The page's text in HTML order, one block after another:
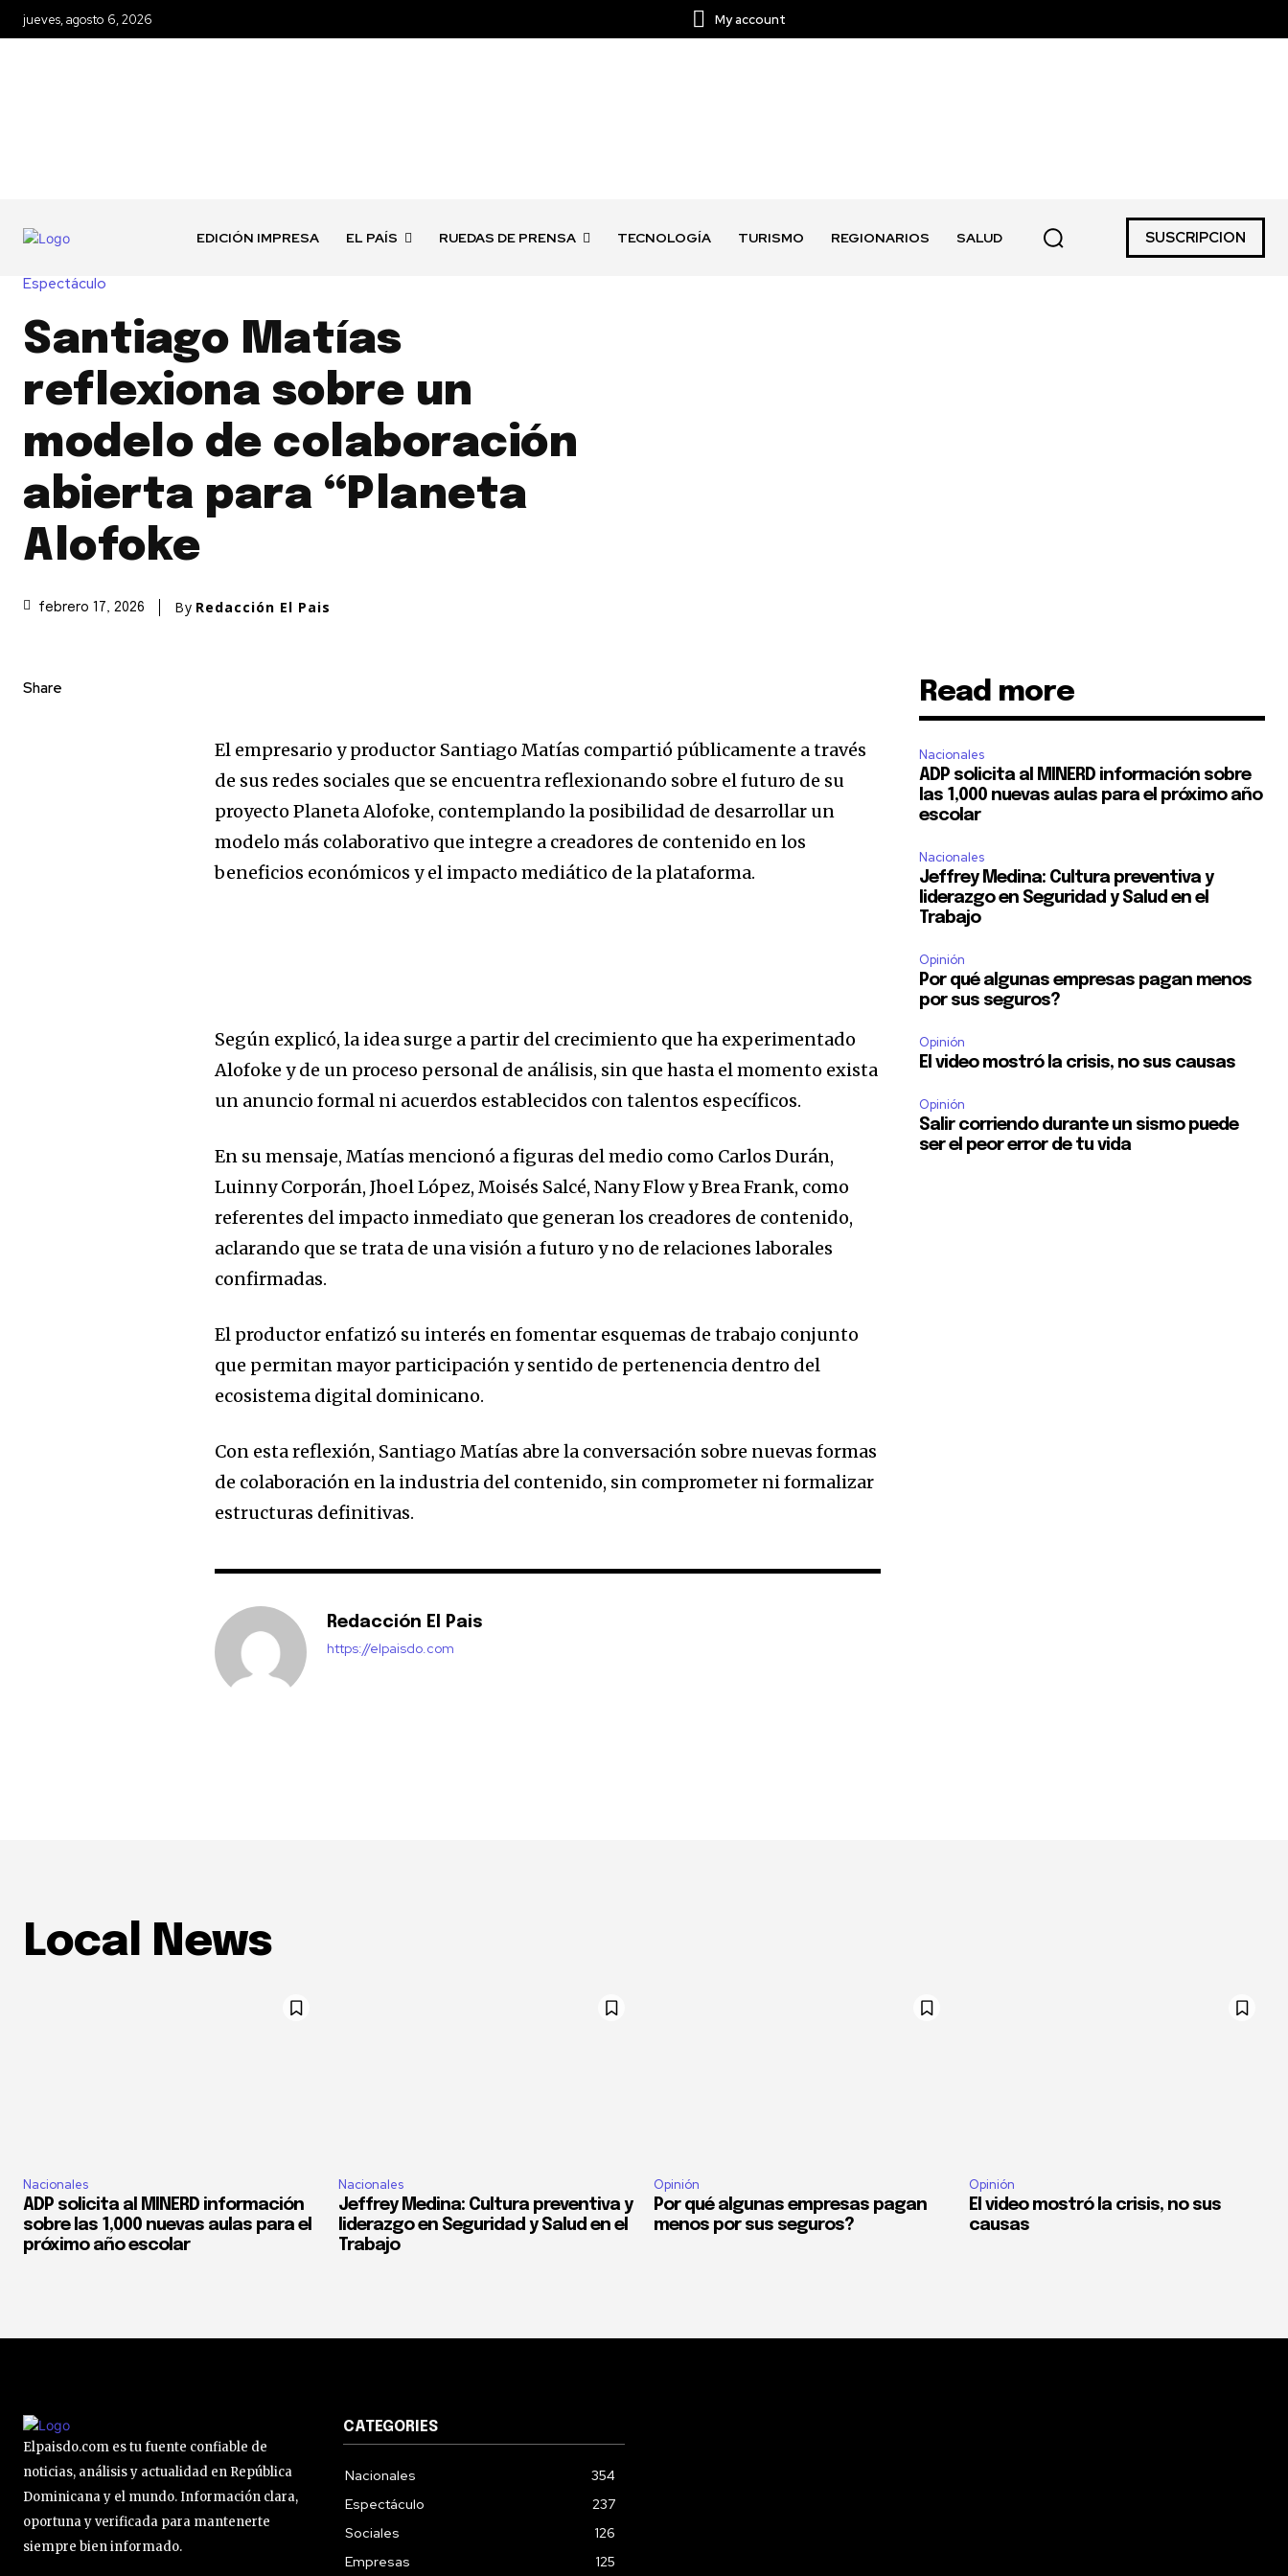
jueves, agosto 6, 2026 My account
EDICIÓN IMPRESA EL PAÍS RUEDAS DE PRENSA TECNOLOGÍA TURISMO REGIONARIOS SALUD SUSCRIPCION
Espectáculo
Santiago Matías
reflexiona sobre un
modelo de colaboración
abierta para “Planeta
Alofoke
febrero 17, 2026 By Redacción El Pais
Share
El empresario y productor Santiago Matías compartió públicamente a través
de sus redes sociales que se encuentra reflexionando sobre el futuro de su
proyecto Planeta Alofoke, contemplando la posibilidad de desarrollar un
modelo más colaborativo que integre a creadores de contenido en los
beneficios económicos y el impacto mediático de la plataforma.
Según explicó, la idea surge a partir del crecimiento que ha experimentado
Alofoke y de un proceso personal de análisis, sin que hasta el momento exista
un anuncio formal ni acuerdos establecidos con talentos específicos.
En su mensaje, Matías mencionó a figuras del medio como Carlos Durán,
Luinny Corporán, Jhoel López, Moisés Salcé, Nany Flow y Brea Frank, como
referentes del impacto inmediato que generan los creadores de contenido,
aclarando que se trata de una visión a futuro y no de relaciones laborales
confirmadas.
El productor enfatizó su interés en fomentar esquemas de trabajo conjunto
que permitan mayor participación y sentido de pertenencia dentro del
ecosistema digital dominicano.
Con esta reflexión, Santiago Matías abre la conversación sobre nuevas formas
de colaboración en la industria del contenido, sin comprometer ni formalizar
estructuras definitivas.
Redacción El Pais
https://elpaisdo.com
Read more
Nacionales
ADP solicita al MINERD información sobre
las 1,000 nuevas aulas para el próximo año
escolar
Nacionales
Jeffrey Medina: Cultura preventiva y
liderazgo en Seguridad y Salud en el
Trabajo
Opinión
Por qué algunas empresas pagan menos
por sus seguros?
Opinión
El video mostró la crisis, no sus causas
Opinión
Salir corriendo durante un sismo puede
ser el peor error de tu vida
Local News
Nacionales
ADP solicita al MINERD información
sobre las 1,000 nuevas aulas para el
próximo año escolar
Nacionales
Jeffrey Medina: Cultura preventiva y
liderazgo en Seguridad y Salud en el
Trabajo
Opinión
Por qué algunas empresas pagan
menos por sus seguros?
Opinión
El video mostró la crisis, no sus
causas
Elpaisdo.com es tu fuente confiable de
noticias, análisis y actualidad en República
Dominicana y el mundo. Información clara,
oportuna y verificada para mantenerte
siempre bien informado.
CATEGORIES
Nacionales
354
Espectáculo
237
Sociales
126
Empresas
125